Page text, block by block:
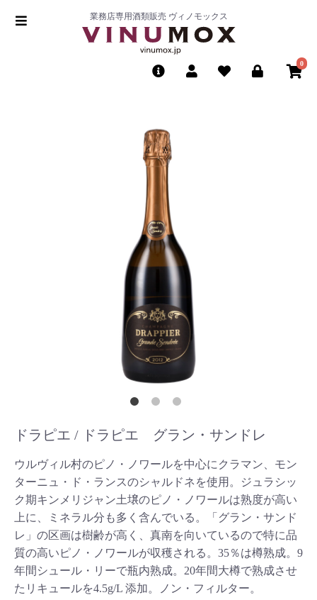
業務店専用酒類販売 ヴィノモックス
0
ドラピエ / ドラピエ グラン・サンドレ
ウルヴィル村のピノ・ノワールを中心にクラマン、モン
ターニュ・ド・ランスのシャルドネを使用。ジュラシッ
ク期キンメリジャン土壌のピノ・ノワールは熟度が高い
上に、ミネラル分も多く含んでいる。「グラン・サンド
レ」の区画は樹齢が高く、真南を向いているので特に品
質の高いピノ・ノワールが収穫される。35％は樽熟成。9
年間シュール・リーで瓶内熟成。20年間大樽で熟成させ
たリキュールを4.5g/L 添加。ノン・フィルター。